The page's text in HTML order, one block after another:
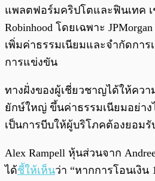
แพลตฟอร์มคริปโตและฟินเทค เ
Robinhood โดยเฉพาะ
เพิ่มค่าธรรมเนียมและจำกัดการ
การแข่งขัน
ทางฝั่งของผู้เชี่ยวชาญได้ให้ควา
ยักษ์ใหญ่ ขึ้นค่าธรรมเนียมอย่าง
เป็นการบีบให้ผู้บริโภคต้องยอมรั
Alex Rampell หุ้นส่วนจาก
ได้ชี้ให้เห็นว่า “หากการโอนเงิน